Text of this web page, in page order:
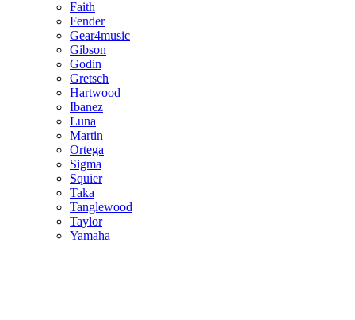
Faith
Fender
Gear4music
Gibson
Godin
Gretsch
Hartwood
Ibanez
Luna
Martin
Ortega
Sigma
Squier
Taka
Tanglewood
Taylor
Yamaha